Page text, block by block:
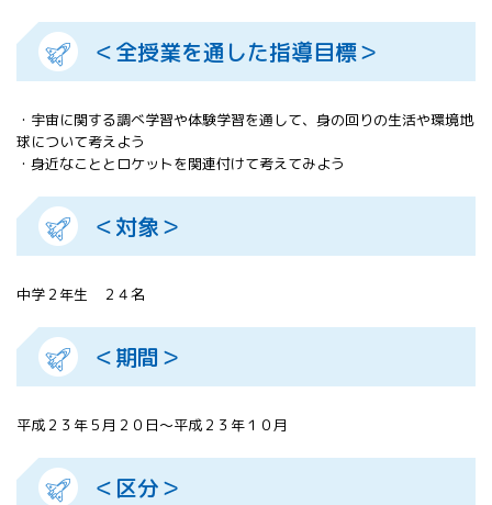
APRSAF教員
セミナー
ISEB（国際
宇宙教育会
議）
ISEB学生派
＜全授業を通した指導目標＞
・宇宙に関する調べ学習や体験学習を通して、身の回りの生活や環境地
球について考えよう
・身近なこととロケットを関連付けて考えてみよう
＜対象＞
中学２年生 ２４名
＜期間＞
平成２３年５月２０日～平成２３年１０月
＜区分＞